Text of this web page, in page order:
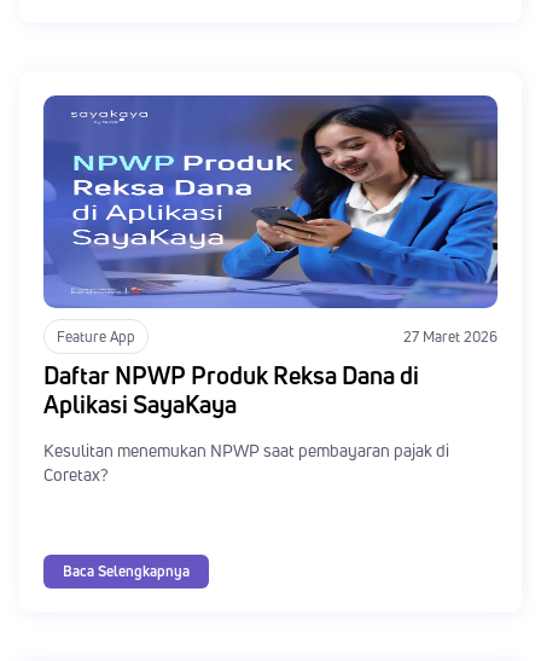
Feature App 27 Maret 2026
Daftar NPWP Produk Reksa Dana di
Aplikasi SayaKaya
Kesulitan menemukan NPWP saat pembayaran pajak di
Coretax?
Baca Selengkapnya